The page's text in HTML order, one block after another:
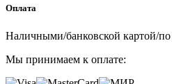
Оплата
Наличными/банковской картой/по
Мы принимаем к оплате: